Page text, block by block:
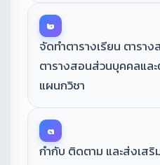
๒
จัดทำตารางเรียน ตารา
ตารางสอนส่วนบุคคลแล
แผนกวิชา
๓
กำกับ ติดตาม และส่งเส